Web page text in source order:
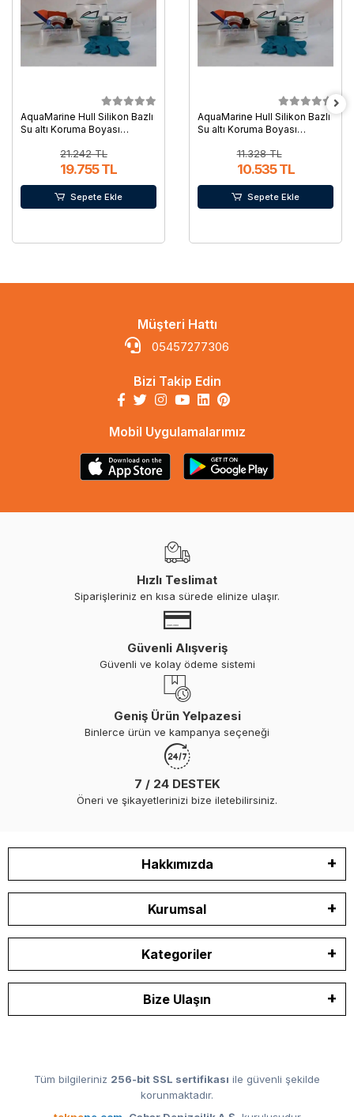
AquaMarine Hull Silikon Bazlı
Su altı Koruma Boyası
21.242 TL
19.755 TL
Sepete Ekle
AquaMarine Hull Silikon Bazlı
Su altı Koruma Boyası
11.328 TL
10.535 TL
Sepete Ekle
Müşteri Hattı
05457277306
Bizi Takip Edin
Mobil Uygulamalarımız
Hızlı Teslimat
Siparişleriniz en kısa sürede elinize ulaşır.
Güvenli Alışveriş
Güvenli ve kolay ödeme sistemi
Geniş Ürün Yelpazesi
Binlerce ürün ve kampanya seçeneği
7 / 24 DESTEK
Öneri ve şikayetlerinizi bize iletebilirsiniz.
Hakkımızda
Kurumsal
Kategoriler
Bize Ulaşın
Tüm bilgileriniz 256-bit SSL sertifikası ile güvenli şekilde
korunmaktadır.